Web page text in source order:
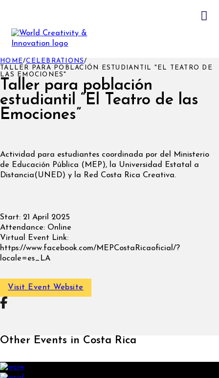
Taller para población
estudiantil “El Teatro de las
Emociones”
HOME/CELEBRATIONS/
TALLER PARA POBLACIÓN ESTUDIANTIL "EL TEATRO DE
LAS EMOCIONES"
Actividad para estudiantes coordinada por del Ministerio
de Educación Pública (MEP), la Universidad Estatal a
Distancia(UNED) y la Red Costa Rica Creativa.
Start: 21 April 2025
Attendance: Online
Virtual Event Link:
https://www.facebook.com/MEPCostaRicaoficial/?
locale=es_LA
Visit Event Website
Follow on Facebook
Other Events in Costa Rica